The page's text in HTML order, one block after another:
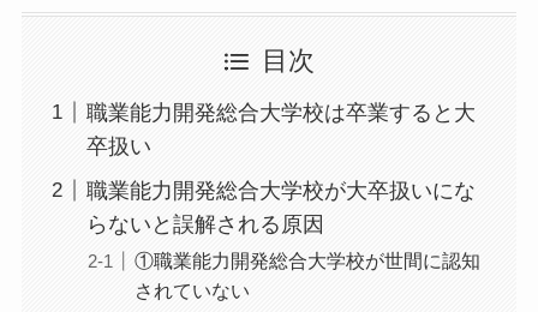
目次
職業能力開発総合大学校は卒業すると大
卒扱い
職業能力開発総合大学校が大卒扱いにな
らないと誤解される原因
①職業能力開発総合大学校が世間に認知
されていない